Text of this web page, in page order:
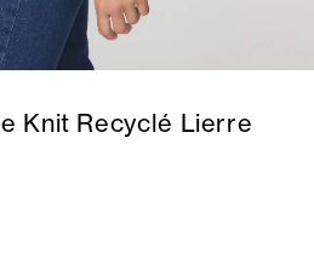
Knit Recyclé Lierre